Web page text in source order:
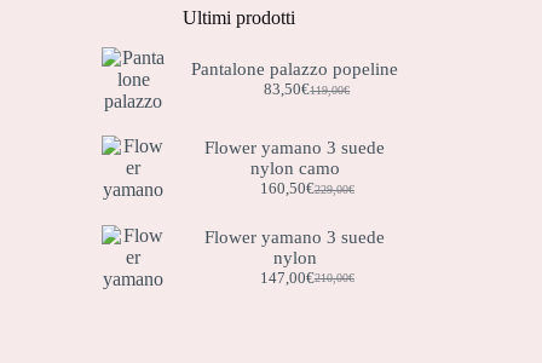
Ultimi prodotti
Pantalone palazzo popeline
119,00€
83,50€
Flower yamano 3 suede
nylon camo
229,00€
160,50€
Flower yamano 3 suede
nylon
210,00€
147,00€